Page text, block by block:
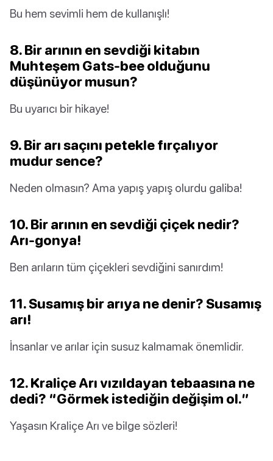
Bu hem sevimli hem de kullanışlı!
8. Bir arının en sevdiği kitabın
Muhteşem Gats-bee olduğunu
düşünüyor musun?
Bu uyarıcı bir hikaye!
9. Bir arı saçını petekle fırçalıyor
mudur sence?
Neden olmasın? Ama yapış yapış olurdu galiba!
10. Bir arının en sevdiği çiçek nedir?
Arı-gonya!
Ben arıların tüm çiçekleri sevdiğini sanırdım!
11. Susamış bir arıya ne denir? Susamış
arı!
İnsanlar ve arılar için susuz kalmamak önemlidir.
12. Kraliçe Arı vızıldayan tebaasına ne
dedi? “Görmek istediğin değişim ol.”
Yaşasın Kraliçe Arı ve bilge sözleri!